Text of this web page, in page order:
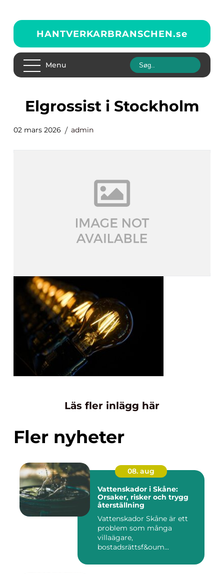
HANTVERKARBRANSCHEN.se
Menu
elgrossist i Stockholm
02 mars 2026 admin
Läs fler inlägg här
Fler nyheter
08. aug
Vattenskador i Skåne:
Orsaker, risker och trygg
återställning
Vattenskador Skåne är ett
problem som många
villaägare,
bostadsrättsf&oum...